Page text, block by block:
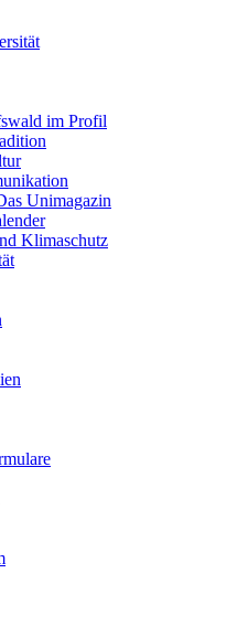
im Profil
Unimagazin
Klimaschutz